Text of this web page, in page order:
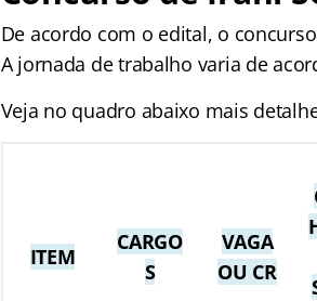
De acordo com o edital, o
A jornada de trabalho varia de
Veja no quadro abaixo mais
ITEM
CARGO
S
VAGA
OU CR